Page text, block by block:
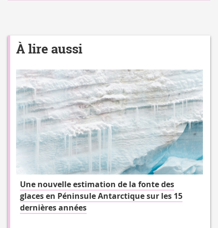
À lire aussi
Une nouvelle estimation de la fonte des
glaces en Péninsule Antarctique sur les 15
dernières années